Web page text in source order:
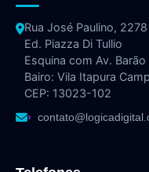
Rua José Paulino,
Ed. Piazza Di Tullio
Esquina com Av.
Bairo: Vila Itapura
CEP: 13023-102